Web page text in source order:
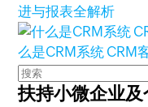
进与报表全解析
么是CRM系统 CRM
扶持小微企业及